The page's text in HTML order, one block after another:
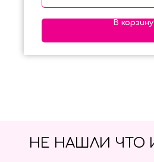
В корзину
НЕ НАШЛИ ЧТО